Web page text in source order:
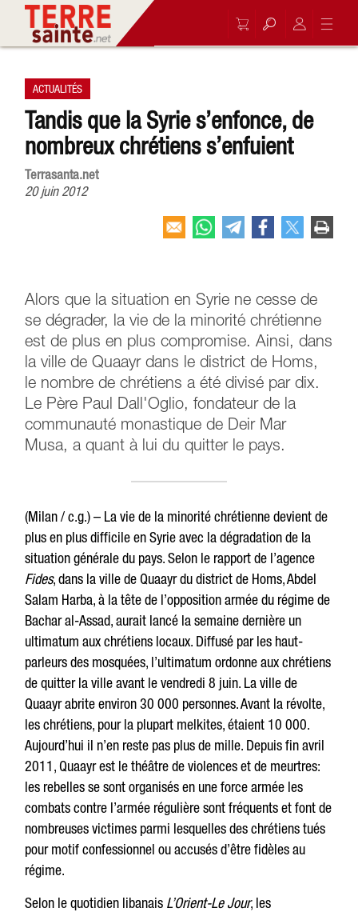
ACTUALITÉS
Tandis que la Syrie s’enfonce, de
nombreux chrétiens s’enfuient
Terrasanta.net
20 juin 2012
Alors que la situation en Syrie ne cesse de
se dégrader, la vie de la minorité chrétienne
est de plus en plus compromise. Ainsi, dans
la ville de Quaayr dans le district de Homs,
le nombre de chrétiens a été divisé par dix.
Le Père Paul Dall'Oglio, fondateur de la
communauté monastique de Deir Mar
Musa, a quant à lui du quitter le pays.
(Milan / c.g.) – La vie de la minorité chrétienne devient de
plus en plus difficile en Syrie avec la dégradation de la
situation générale du pays. Selon le rapport de l’agence
Fides, dans la ville de Quaayr du district de Homs, Abdel
Salam Harba, à la tête de l’opposition armée du régime de
Bachar al-Assad, aurait lancé la semaine dernière un
ultimatum aux chrétiens locaux. Diffusé par les haut-
parleurs des mosquées, l’ultimatum ordonne aux chrétiens
de quitter la ville avant le vendredi 8 juin. La ville de
Quaayr abrite environ 30 000 personnes. Avant la révolte,
les chrétiens, pour la plupart melkites, étaient 10 000.
Aujourd’hui il n’en reste pas plus de mille. Depuis fin avril
2011, Quaayr est le théâtre de violences et de meurtres:
les rebelles se sont organisés en une force armée les
combats contre l’armée régulière sont fréquents et font de
nombreuses victimes parmi lesquelles des chrétiens tués
pour motif confessionnel ou accusés d’être fidèles au
régime.
Selon le quotidien libanais L’Orient-Le Jour, les